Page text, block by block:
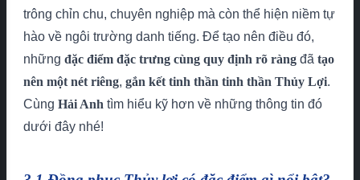
trông chỉn chu, chuyên nghiệp mà còn thể hiện niềm tự
hào về ngôi trường danh tiếng. Để tạo nên điều đó,
những đặc điểm đặc trưng cùng quy định rõ ràng đã tạo
nên một nét riêng, gắn kết tinh thần tinh thần Thủy Lợi.
Cùng Hải Anh tìm hiểu kỹ hơn về những thông tin đó
dưới đây nhé!